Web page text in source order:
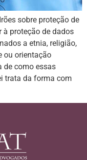
sobre proteção de
à proteção de dados
a etnia, religião,
ou orientação
de como essas
trata da forma com